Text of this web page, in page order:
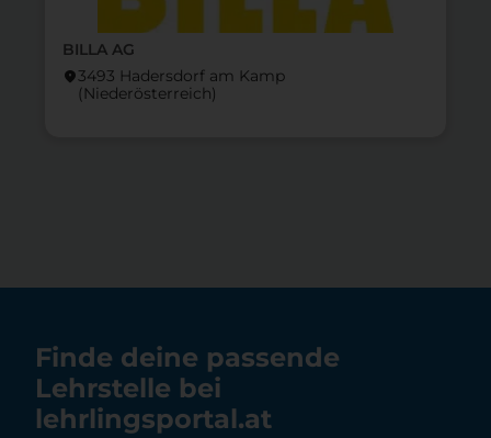
BILLA AG
location_on3493 Hadersdorf am Kamp
(Nieder­österreich)
Finde deine passende
Lehrstelle bei
lehrlingsportal.at